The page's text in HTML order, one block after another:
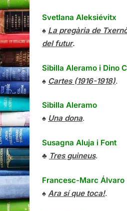
Svetlana Aleksiévitx
♠ La pregària de
del futur.
Sibilla Aleramo i Dino
♠ Cartes (1916-1918).
Sibilla Aleramo
♠ Una dona.
Susagna Aluja i Font
♣ Tres guineus.
Francesc-Marc Álvaro
♠ Ara sí que toca!.